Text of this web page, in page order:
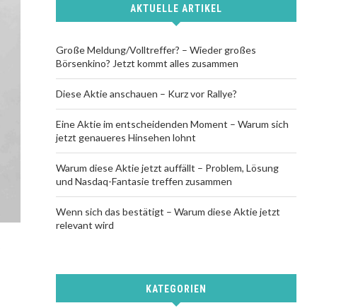
AKTUELLE ARTIKEL
Große Meldung/Volltreffer? – Wieder großes
Börsenkino? Jetzt kommt alles zusammen
Diese Aktie anschauen – Kurz vor Rallye?
Eine Aktie im entscheidenden Moment – Warum sich
jetzt genaueres Hinsehen lohnt
Warum diese Aktie jetzt auffällt – Problem, Lösung
und Nasdaq-Fantasie treffen zusammen
Wenn sich das bestätigt – Warum diese Aktie jetzt
relevant wird
KATEGORIEN